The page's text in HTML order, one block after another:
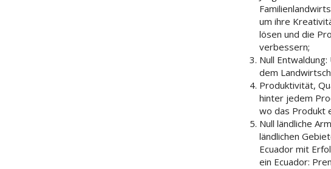
um ihre
lösen und die
verbessern;
Null
dem
Produktivität,
hinter jedem
wo das Produkt
Null ländliche
ländlichen
Ecuador mit
ein Ecuador: